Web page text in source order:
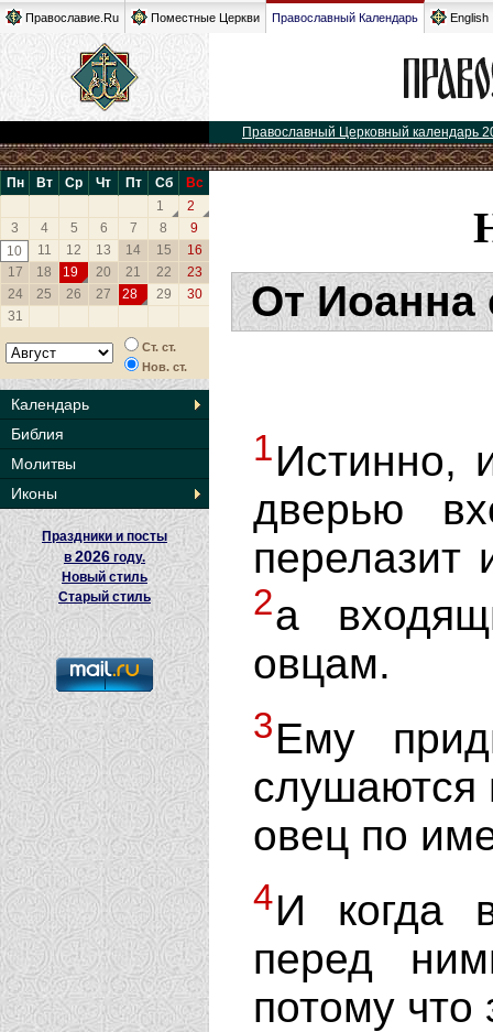
Православие.Ru Поместные Церкви Православный Календарь English
Православный Церковный календарь
Пн Вт Ср Чт Пт Сб
Вс
1
2
3
4 5 6 7 8
9
10
11 12 13 14 15
16
17
18 19 20 21 22
23
24
25 26 27 28 29
30
31
Ст. ст.
Нов. ст.
Календарь
Библия
Молитвы
Иконы
Праздники и посты
в2026 году.
Новый стиль
Старый стиль
От Иоанна
1Истинно,
дверью
перелазит
2а
овцам.
3Ему
слушаются
овец по
4И когда
перед
потому что